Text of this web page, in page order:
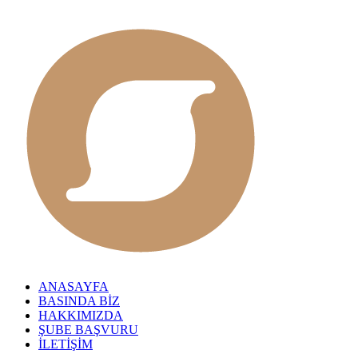
ANASAYFA
BASINDA BİZ
HAKKIMIZDA
ŞUBE BAŞVURU
İLETİŞİM